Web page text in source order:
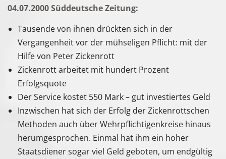
04.07.2000 Süddeutsche Zeitung:
Tausende von ihnen drückten sich in der
Vergangenheit vor der mühseligen Pflicht: mit der
Hilfe von Peter Zickenrott
Zickenrott arbeitet mit hundert Prozent
Erfolgsquote
Der Service kostet 550 Mark – gut investiertes Geld
Inzwischen hat sich der Erfolg der Zickenrottschen
Methoden auch über Wehrpflichtigenkreise hinaus
herumgesprochen. Einmal hat ihm ein hoher
Staatsdiener sogar viel Geld geboten, um endgültig